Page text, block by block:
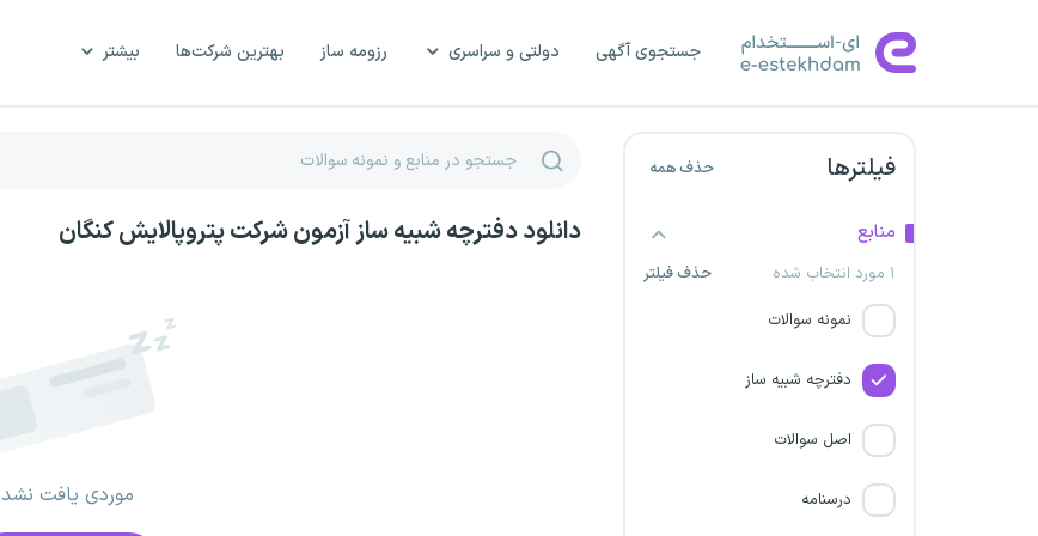
جستجوی آگهی دولتی و سراسری رزومه ساز بهترین شرکت‌ها بیشتر
فیلترها حذف همه
منابع
۱ مورد انتخاب شده
حذف فیلتر
نمونه سوالات
دفترچه شبیه ساز
اصل سوالات
درسنامه
سازمان دیوان عدالت اداری
شرکت پتروشیمی مسجد
سلیمان
دانلود دفترچه شبیه ساز آزمون شرکت پتروپالایش کنگان
موردی یافت نشد